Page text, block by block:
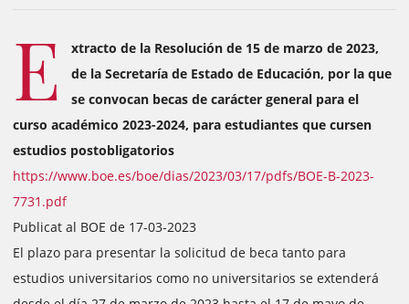
E
xtracto de la Resolución de 15 de marzo de 2023,
de la Secretaría de Estado de Educación, por la que
se convocan becas de carácter general para el
curso académico 2023-2024, para estudiantes que cursen
estudios postobligatorios
https://www.boe.es/boe/dias/2023/03/17/pdfs/BOE-B-2023-
7731.pdf
Publicat al BOE de 17-03-2023
El plazo para presentar la solicitud de beca tanto para
estudios universitarios como no universitarios se extenderá